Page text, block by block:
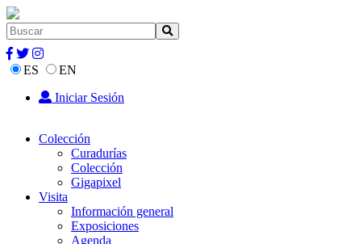
ES
EN
Iniciar Sesión
Colección
Curadurías
Colección
Gigapixel
Visita
Información general
Exposiciones
Agenda